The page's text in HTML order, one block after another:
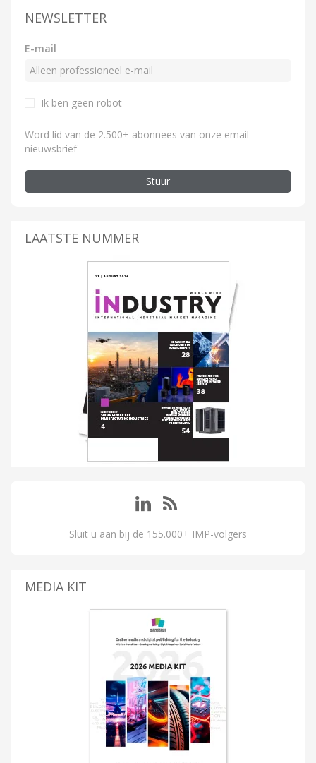
NEWSLETTER
E-mail
Ik ben geen robot
Word lid van de 2.500+ abonnees van onze email
nieuwsbrief
Stuur
LAATSTE NUMMER
Sluit u aan bij de 155.000+ IMP-volgers
MEDIA KIT